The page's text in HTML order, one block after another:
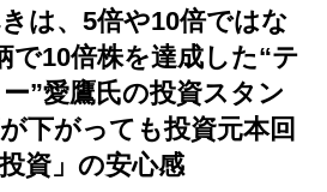
は、5倍や10倍ではな
で10倍株を達成した“テ
”愛鷹氏の投資スタン
下がっても投資元本回
資」の安心感